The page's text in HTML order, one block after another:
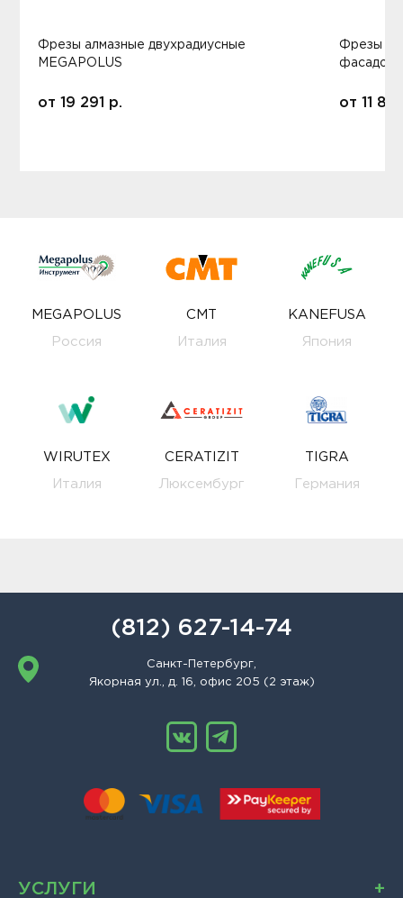
Фрезы алмазные двухрадиусные
MEGAPOLUS
от 19 291 р.
Фрезы
фасадов
от 11
MEGAPOLUS
Россия
CMT
Италия
KANEFUSA
Япония
WIRUTEX
Италия
CERATIZIT
Люксембург
TIGRA
Германия
(812) 627-14-74
Санкт-Петербург,
Якорная ул., д. 16, офис 205 (2 этаж)
УСЛУГИ